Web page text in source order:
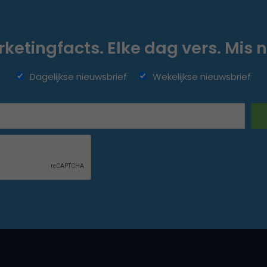
Elke dag vers. Mis
Dagelijkse nieuwsbrief Wekelijkse nieuwsbrief